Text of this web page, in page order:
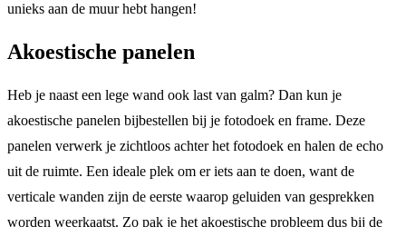
unieks aan de muur hebt hangen!
Akoestische panelen
Heb je naast een lege wand ook last van galm? Dan kun je
akoestische panelen bijbestellen bij je fotodoek en frame. Deze
panelen verwerk je zichtloos achter het fotodoek en halen de echo
uit de ruimte. Een ideale plek om er iets aan te doen, want de
verticale wanden zijn de eerste waarop geluiden van gesprekken
worden weerkaatst. Zo pak je het akoestische probleem dus bij de